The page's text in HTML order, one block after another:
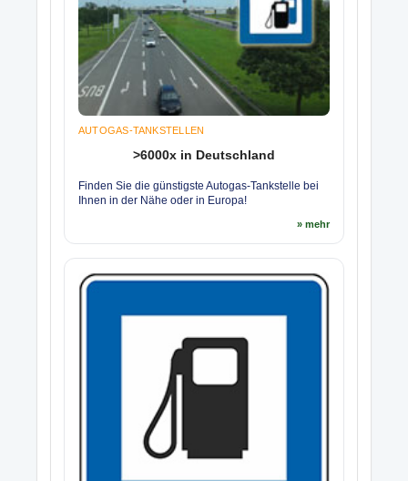
AUTOGAS-TANKSTELLEN
>6000x in Deutschland
Finden Sie die günstigste Autogas-Tankstelle bei
Ihnen in der Nähe oder in Europa!
» mehr